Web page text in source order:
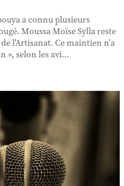
a connu plusieurs
Moussa Moïse Sylla reste
l'Artisanat. Ce maintien n'a
», selon les avi...